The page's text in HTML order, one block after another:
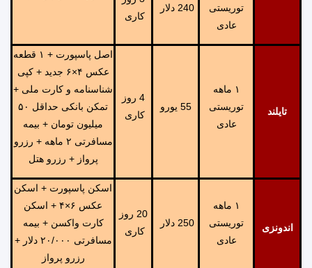
توریستی
عادی
240 دلار
کاری
تایلند
١ ماهه
توریستی
عادی
55 یورو
4 روز
کاری
اصل پاسپورت + ۱ قطعه
عکس ۴×۶ جدید + کپی
شناسنامه و کارت ملی +
تمکن بانکی حداقل ۵۰
میلیون تومان + بیمه
مسافرتی ۲ ماهه + رزرو
پرواز + رزرو هتل
اندونزی
١ ماهه
توریستی
عادی
250 دلار
20 روز
کاری
اسکن پاسپورت + اسکن
عکس ۶×۴ + اسکن
کارت واکسن + بیمه
مسافرتی ۲۰/۰۰۰ دلار +
رزرو پرواز